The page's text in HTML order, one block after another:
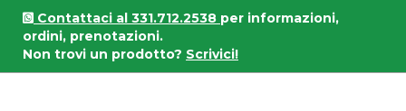
Passa
contenuto
principale
Contattaci al 331.712.2538 per informazioni,
ordini, prenotazioni.
Non trovi un prodotto? Scrivici!